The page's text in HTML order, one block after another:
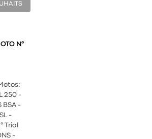
N°
250 -
BSA -
-
Trial
-